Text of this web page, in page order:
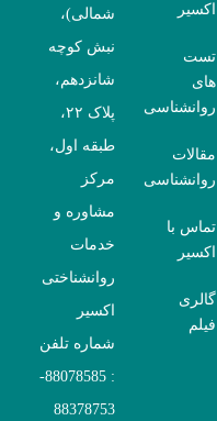
اکسیر
تست
های
روانشناسی
مقالات
روانشناسی
تماس با
اکسیر
گالری
فیلم
شمالی)،
نبش کوچه
شانزدهم،
پلاک ۲۲،
طبقه اول،
مرکز
مشاوره و
خدمات
روانشناختی
اکسیر
شماره تلفن
: 88078585-
88378753